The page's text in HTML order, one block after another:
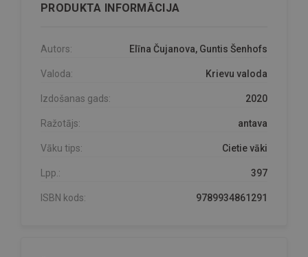
PRODUKTA INFORMĀCIJA
Autors: Elīna Čujanova, Guntis Šenhofs
Valoda: Krievu valoda
Izdošanas gads: 2020
Ražotājs: antava
Vāku tips: Cietie vāki
Lpp.: 397
ISBN kods: 9789934861291